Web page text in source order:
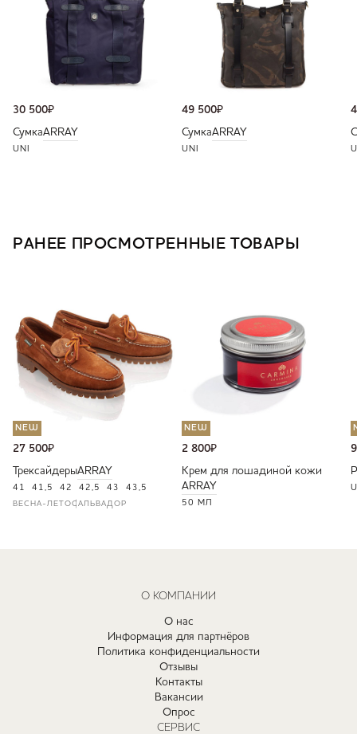
30 500₽
СумкаARRAY
UNI
49 500₽
СумкаARRAY
UNI
РАНЕЕ ПРОСМОТРЕННЫЕ ТОВАРЫ
NEW
27 500₽
ТрексайдерыARRAY
41 41,5 42 42,5 43 43,5
ВЕСНА-ЛЕТОСАЛЬВАДОР
NEW
2 800₽
Крем для лошадиной кожи
ARRAY
50 МЛ
О КОМПАНИИ
О нас
Информация для партнёров
Политика конфиденциальности
Отзывы
Контакты
Вакансии
Опрос
СЕРВИС